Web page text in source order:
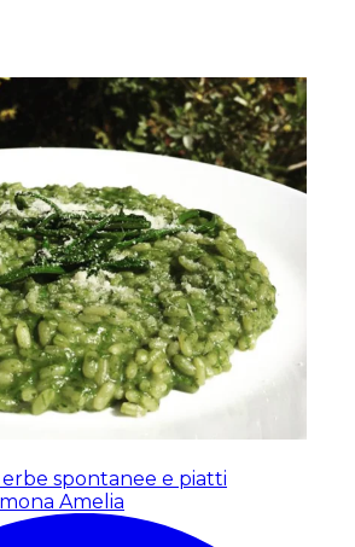
spontanee e piatti
Amelia